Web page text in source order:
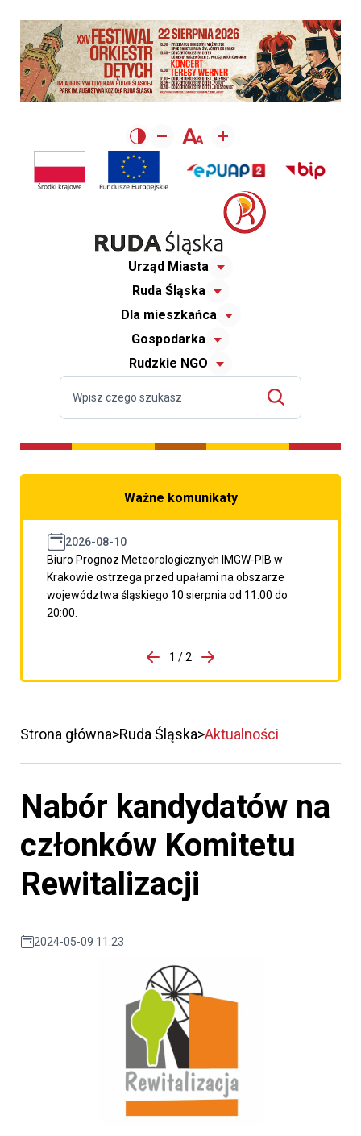
Urząd Miasta
Ruda Śląska
Dla mieszkańca
Gospodarka
Rudzkie NGO
Ważne komunikaty
2026-08-10
Biuro Prognoz Meteorologicznych IMGW-PIB w
Krakowie ostrzega przed upałami na obszarze
województwa śląskiego 10 sierpnia od 11:00 do
20:00.
porzpedniego komunikatu
1 / 2
Przejdź do następnego
Strona główna Ruda Śląska Aktualności
Nabór kandydatów na
członków Komitetu
Rewitalizacji
2024-05-09 11:23